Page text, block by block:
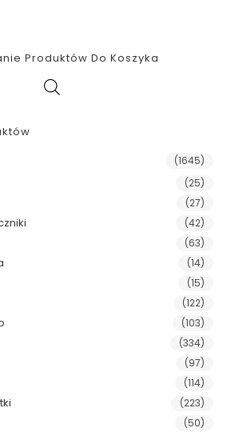
Produktów Do Koszyka
(1645)
(25)
(27)
(42)
(63)
(14)
(15)
(122)
(103)
(334)
(97)
(114)
(223)
(50)